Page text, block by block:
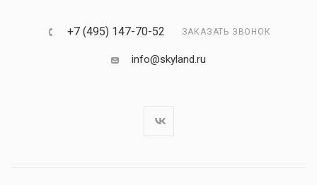
+7 (495) 147-70-52 ЗАКАЗАТЬ ЗВОНОК
info@skyland.ru